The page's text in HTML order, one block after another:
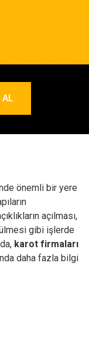
AL
önemli bir yere
açılması,
gibi işlerde
karot firmaları
daha fazla bilgi